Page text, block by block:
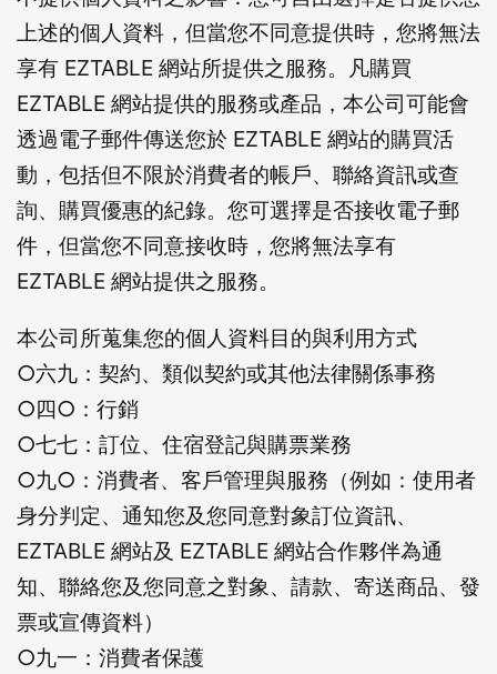
上述的個人資料，但當您不同意提供時，您將無法
享有 EZTABLE 網站所提供之服務。凡購買
EZTABLE 網站提供的服務或產品，本公司可能會
透過電子郵件傳送您於 EZTABLE 網站的購買活
動，包括但不限於消費者的帳戶、聯絡資訊或查
詢、購買優惠的紀錄。您可選擇是否接收電子郵
件，但當您不同意接收時，您將無法享有
EZTABLE 網站提供之服務。
本公司所蒐集您的個人資料目的與利用方式
○六九：契約、類似契約或其他法律關係事務
○四○：行銷
○七七：訂位、住宿登記與購票業務
○九○：消費者、客戶管理與服務（例如：使用者
身分判定、通知您及您同意對象訂位資訊、
EZTABLE 網站及 EZTABLE 網站合作夥伴為通
知、聯絡您及您同意之對象、請款、寄送商品、發
票或宣傳資料）
○九一：消費者保護